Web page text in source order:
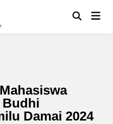
OpenMain
Budhi
Damai 2024